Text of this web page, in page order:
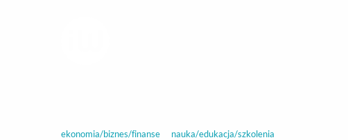
ekonomia/biznes/finanse nauka/edukacja/szkolenia